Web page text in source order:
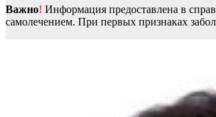
Важно! Информация предоставлена в
самолечением. При первых признаках